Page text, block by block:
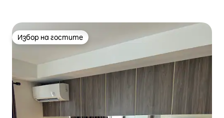
Избор на гостите
Избор на гостите